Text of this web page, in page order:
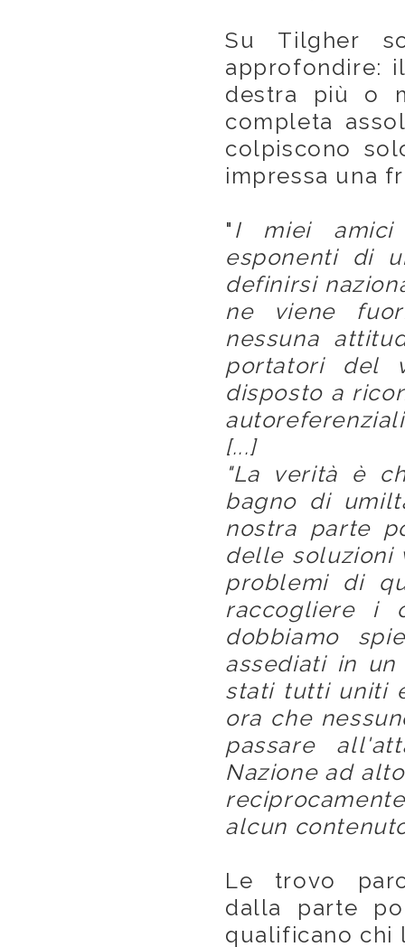
Su Tilgher
approfondire:
destra più o
completa
colpiscono
impressa una
" I miei amici
esponenti di
definirsi
ne viene
nessuna
portatori del
disposto a
autoreferenziali
[...]
"La verità è
bagno di
nostra parte
delle soluzioni
problemi di
raccogliere i
dobbiamo
assediati in
stati tutti uniti
ora che
passare
Nazione ad
alcun
Le trovo
dalla parte
qualificano chi